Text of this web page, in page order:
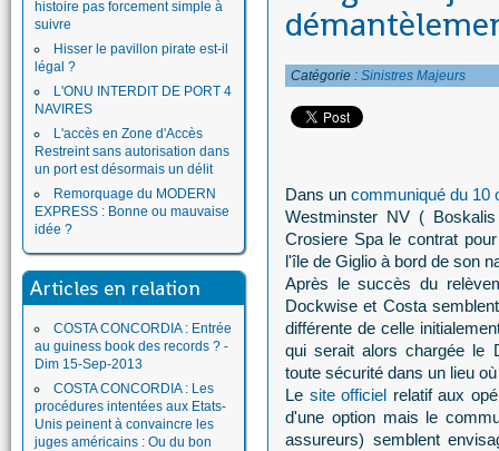
histoire pas forcement simple à
suivre
Hisser le pavillon pirate est-il
légal ?
L'ONU INTERDIT DE PORT 4
NAVIRES
L'accès en Zone d'Accès
Restreint sans autorisation dans
un port est désormais un délit
Remorquage du MODERN
EXPRESS : Bonne ou mauvaise
idée ?
Articles en relation
COSTA CONCORDIA : Entrée
au guiness book des records ? -
Dim 15-Sep-2013
COSTA CONCORDIA : Les
procédures intentées aux Etats-
Unis peinent à convaincre les
juges américains : Ou du bon
Catégorie : Sinistres Majeurs
Dans un communiqué du 10
Westminster NV (
Crosiere Spa le contrat
l'île de Giglio à bord de son
Après le succès du
Dockwise et Costa
différente de celle
qui serait alors chargée le
toute sécurité dans un lieu
Le site officiel relatif aux
d'une option mais le
assureurs) semblent